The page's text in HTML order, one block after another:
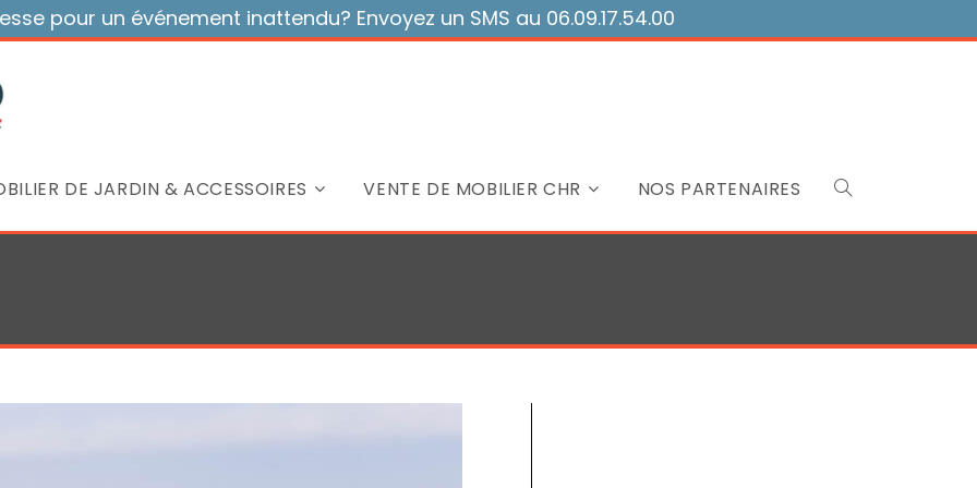
pour un événement inattendu? Envoyez un SMS au 06.09.17.54.00
DE JARDIN & ACCESSOIRES VENTE DE MOBILIER CHR NOS PARTENAIRES Toggle
search